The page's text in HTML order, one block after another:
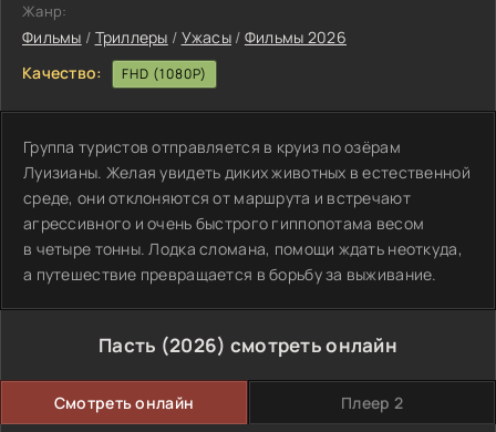
Жанр:
Фильмы / Триллеры / Ужасы / Фильмы 2026
Качество:
FHD (1080P)
Группа туристов отправляется в круиз по озёрам
Луизианы. Желая увидеть диких животных в естественной
среде, они отклоняются от маршрута и встречают
агрессивного и очень быстрого гиппопотама весом
в четыре тонны. Лодка сломана, помощи ждать неоткуда,
а путешествие превращается в борьбу за выживание.
Пасть (2026) смотреть онлайн
Смотреть онлайн Плеер 2